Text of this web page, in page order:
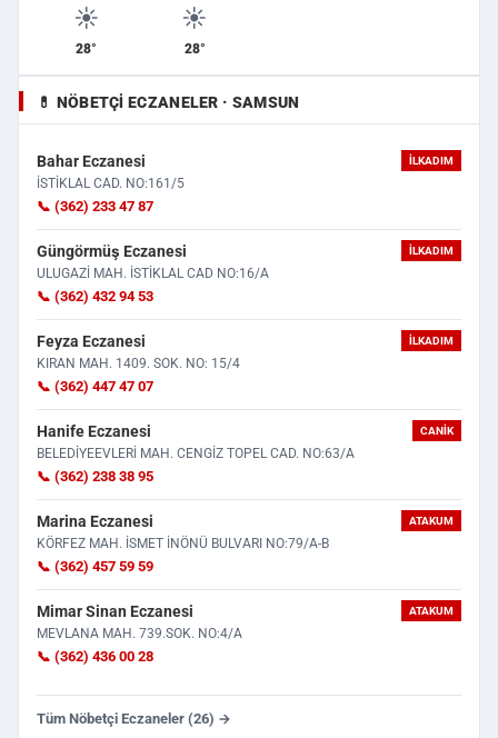
☀️
28°
☀️
28°
💊 NÖBETÇI ECZANELER · SAMSUN
Bahar Eczanesi İLKADIM
İSTİKLAL CAD. NO:161/5
📞 (362) 233 47 87
Güngörmüş Eczanesi İLKADIM
ULUGAZİ MAH. İSTİKLAL CAD NO:16/A
📞 (362) 432 94 53
Feyza Eczanesi İLKADIM
KIRAN MAH. 1409. SOK. NO: 15/4
📞 (362) 447 47 07
Hanife Eczanesi CANIK
BELEDİYEEVLERİ MAH. CENGİZ TOPEL CAD. NO:63/A
📞 (362) 238 38 95
Marina Eczanesi ATAKUM
KÖRFEZ MAH. İSMET İNÖNÜ BULVARI NO:79/A-B
📞 (362) 457 59 59
Mimar Sinan Eczanesi ATAKUM
MEVLANA MAH. 739.SOK. NO:4/A
📞 (362) 436 00 28
Tüm Nöbetçi Eczaneler (26) →